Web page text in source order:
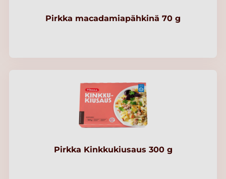
Pirkka macadamiapähkinä 70 g
Pirkka Kinkkukiusaus 300 g